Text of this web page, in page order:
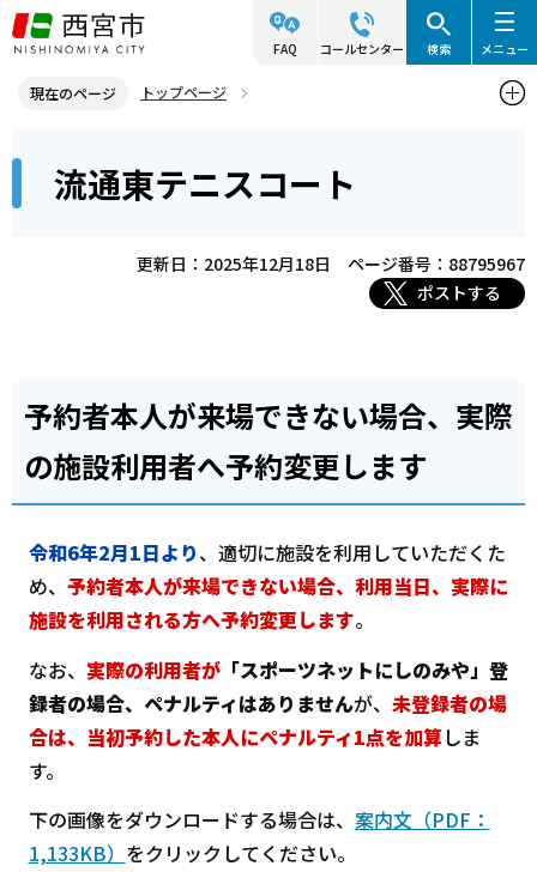
こ
の
ジ
先
FAQ コールセンター 検索 メニュー
現在のページ
トップページ
市内テニスコート
流通東テニスコート
こ
流通東テニスコート
更新日：2025年12月18日
ページ番号：88795967
ポストする
予約者本人が来場できない場合、実際
の施設利用者へ予約変更します
令和6年2月1日より、適切に施設を利用していただくた
め、 予約者本人が来場できない場合、利用当日、実際に
施設を利用される方へ予約変更します。
なお、 実際の利用者が「スポーツネットにしのみや」登
録者の場合、ペナルティはありませんが、 未登録者の場
合は、当初予約した本人にペナルティ1点を加算 しま
す。
下の画像をダウンロードする場合は、 案内文（PDF：
1,133KB） をクリックしてください。